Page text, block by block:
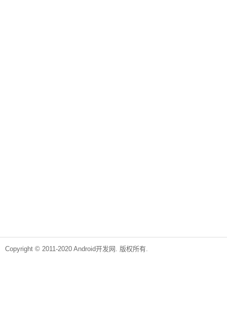
Copyright © 2011-2020 Android开发网. 版权所有.